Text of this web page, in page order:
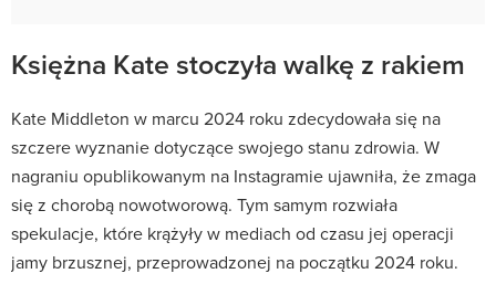
Księżna Kate stoczyła walkę z rakiem
Kate Middleton w marcu 2024 roku zdecydowała się na
szczere wyznanie dotyczące swojego stanu zdrowia. W
nagraniu opublikowanym na Instagramie ujawniła, że zmaga
się z chorobą nowotworową. Tym samym rozwiała
spekulacje, które krążyły w mediach od czasu jej operacji
jamy brzusznej, przeprowadzonej na początku 2024 roku.